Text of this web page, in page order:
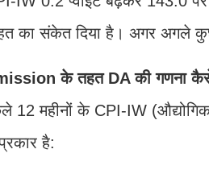
का संकेत दिया है। अगर अगले
के तहत DA की गणना कैसे
12 महीनों के CPI-IW
है: